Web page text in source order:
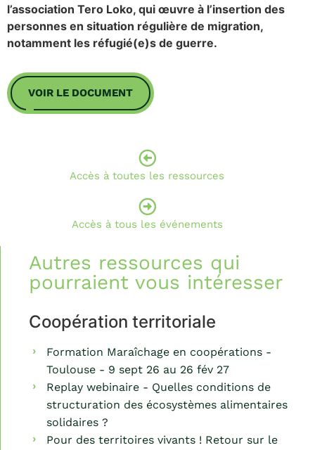
l’association Tero Loko, qui œuvre à l’insertion des
personnes en situation régulière de migration,
notamment les réfugié(e)s de guerre.
VOIR LE DOCUMENT
Accès à toutes les ressources
Accès à tous les événements
Autres ressources qui
pourraient vous intéresser
Coopération territoriale
Formation Maraîchage en coopérations -
Toulouse - 9 sept 26 au 26 fév 27
Replay webinaire - Quelles conditions de
structuration des écosystèmes alimentaires
solidaires ?
Pour des territoires vivants ! Retour sur le